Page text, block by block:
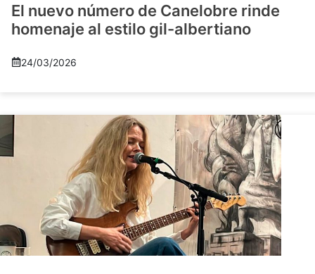
El nuevo número de Canelobre rinde
homenaje al estilo gil-albertiano
24/03/2026